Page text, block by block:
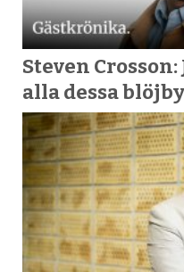
Steven
alla dessa